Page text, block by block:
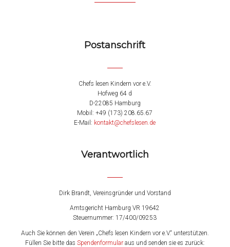
Postanschrift
Chefs lesen Kindern vor e.V.
Hofweg 64 d
D-22085 Hamburg
Mobil: +49 (173) 208.65.67
E-Mail: kontakt@chefslesen.de
Verantwortlich
Dirk Brandt, Vereinsgründer und Vorstand
Amtsgericht Hamburg VR 19642
Steuernummer: 17/400/09253
Auch Sie können den Verein „Chefs lesen Kindern vor e.V.“ unterstützen.
Füllen Sie bitte das Spendenformularaus und senden sie es zurück: